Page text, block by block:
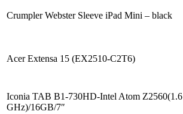
Crumpler Webster Sleeve iPad Mini – black
Acer Extensa 15 (EX2510-C2T6)
Iconia TAB B1-730HD-Intel Atom Z2560(1.6
GHz)/16GB/7″